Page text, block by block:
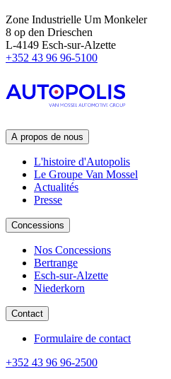
Zone Industrielle Um Monkeler
8 op den Drieschen
L-4149 Esch-sur-Alzette
+352 43 96 96-5100
A propos de nous
L'histoire d'Autopolis
Le Groupe Van Mossel
Actualités
Presse
Concessions
Nos Concessions
Bertrange
Esch-sur-Alzette
Niederkorn
Contact
Formulaire de contact
+352 43 96 96-2500